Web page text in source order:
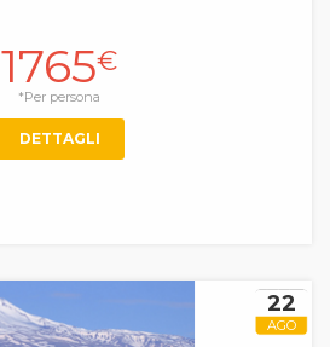
1765€
*Per persona
DETTAGLI
22
AGO